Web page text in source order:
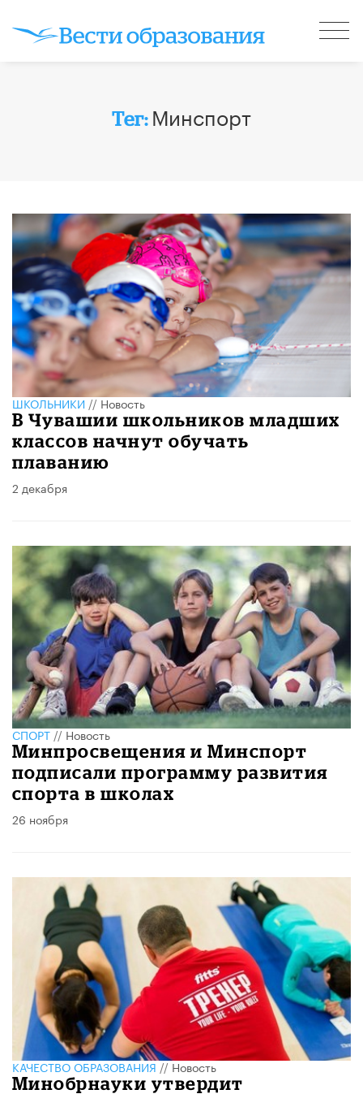
Тег: Минспорт
ШКОЛЬНИКИ//Новость
В Чувашии школьников младших
классов начнут обучать
плаванию
2 декабря
СПОРТ//Новость
Минпросвещения и Минспорт
подписали программу развития
спорта в школах
26 ноября
КАЧЕСТВО ОБРАЗОВАНИЯ//Новость
Минобрнауки утвердит